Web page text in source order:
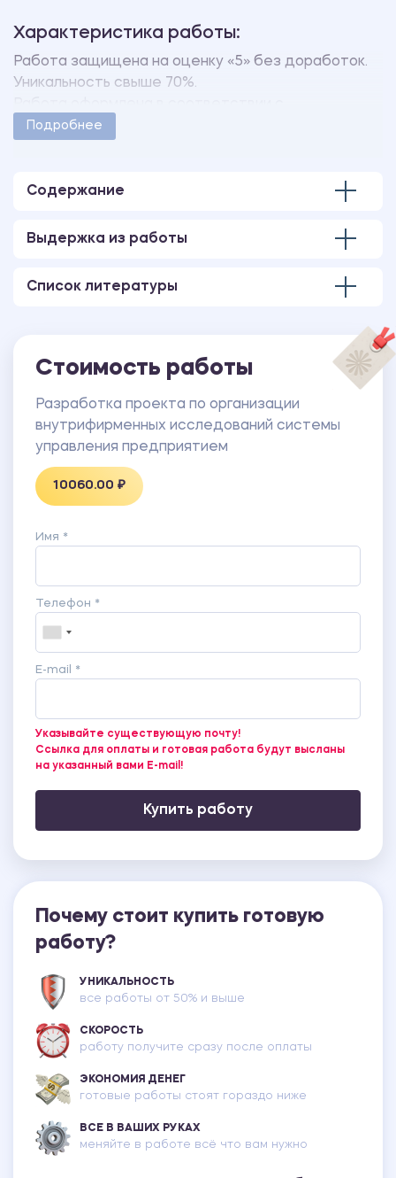
Характеристика работы:
Работа защищена на оценку «5» без доработок.
Уникальность свыше 70%.
методическими указаниями учебного заведения.
выполненная в программе MS PowerPoint.
Подробнее
Содержание
Выдержка из работы
Список литературы
Стоимость работы
Разработка проекта по организации
внутрифирменных исследований системы
управления предприятием
10060.00 ₽
Имя *
Телефон *
E-mail *
Указывайте существующую почту!
Ссылка для оплаты и готовая работа будут высланы
на указанный вами E-mail!
Купить работу
Почему стоит купить готовую
работу?
УНИКАЛЬНОСТЬ
все работы от 50% и выше
СКОРОСТЬ
работу получите сразу после оплаты
ЭКОНОМИЯ ДЕНЕГ
готовые работы стоят гораздо ниже
ВСЕ В ВАШИХ РУКАХ
меняйте в работе всё что вам нужно